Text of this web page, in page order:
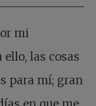
mi
las cosas
para mí; gran